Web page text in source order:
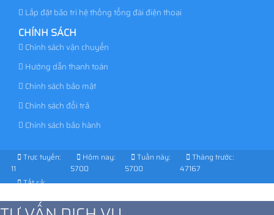
Lắp đặt bảo trì hệ thống tổng đài điện thoại
CHÍNH SÁCH
Chính sách vận chuyển
Hướng dẫn thanh toán
Chính sách bảo mật
Chính sách đổi trả
Chính sách bảo hành
Trực tuyến:
11
Hôm nay:
5700
Tuần này:
5700
Tháng trước:
47167
Tất cả: